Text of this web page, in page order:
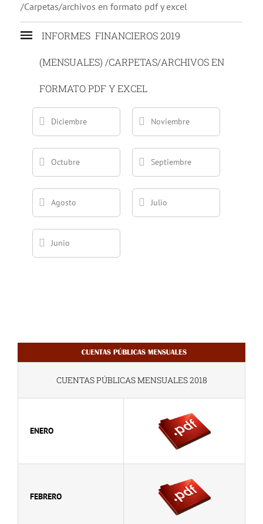
/Carpetas/archivos en formato pdf y excel
INFORMES FINANCIEROS 2019
(MENSUALES) /CARPETAS/ARCHIVOS EN
FORMATO PDF Y EXCEL
Diciembre Noviembre
Octubre Septiembre
Agosto Julio
Junio
CUENTAS PÚBLICAS MENSUALES 2018
ENERO
FEBRERO